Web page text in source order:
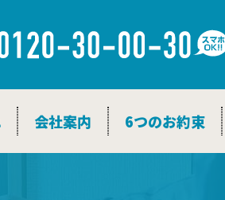
会社案内 6つのお約束
カ
イ